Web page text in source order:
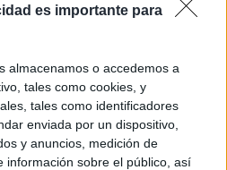
es importante para
almacenamos o accedemos a
tales como cookies, y
tales como identificadores
enviada por un dispositivo,
y anuncios, medición de
información sobre el público, así